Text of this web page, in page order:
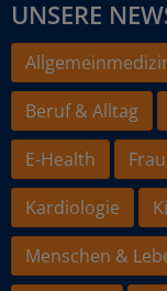
UNSERE
Beruf & Alltag
E-Health
Kardiologie
Menschen &